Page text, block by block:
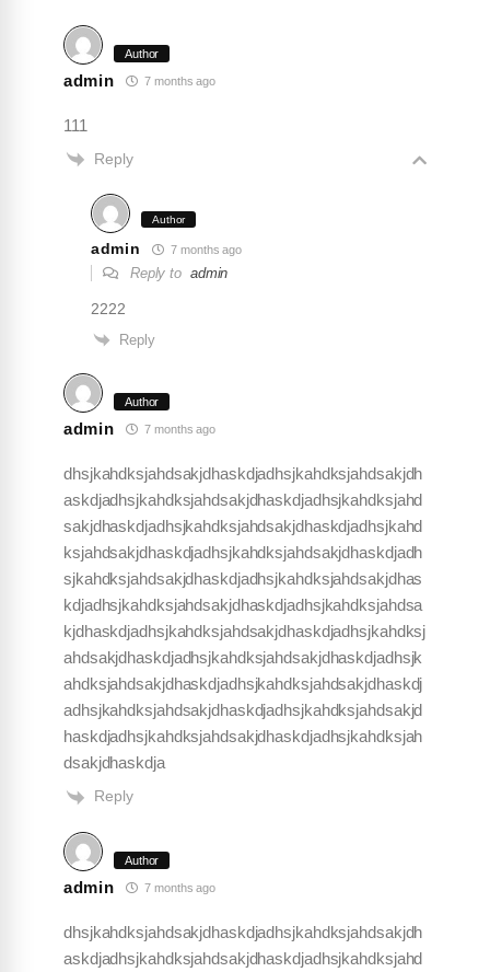
Author
admin 7 months ago
111
Reply
Author
admin 7 months ago
Reply to admin
2222
Reply
Author
admin 7 months ago
dhsjkahdksjahdsakjdhaskdjadhsjkahdksjahdsakjdh
askdjadhsjkahdksjahdsakjdhaskdjadhsjkahdksjahd
sakjdhaskdjadhsjkahdksjahdsakjdhaskdjadhsjkahd
ksjahdsakjdhaskdjadhsjkahdksjahdsakjdhaskdjadh
sjkahdksjahdsakjdhaskdjadhsjkahdksjahdsakjdhas
kdjadhsjkahdksjahdsakjdhaskdjadhsjkahdksjahdsa
kjdhaskdjadhsjkahdksjahdsakjdhaskdjadhsjkahdksj
ahdsakjdhaskdjadhsjkahdksjahdsakjdhaskdjadhsjk
ahdksjahdsakjdhaskdjadhsjkahdksjahdsakjdhaskdj
adhsjkahdksjahdsakjdhaskdjadhsjkahdksjahdsakjd
haskdjadhsjkahdksjahdsakjdhaskdjadhsjkahdksjah
dsakjdhaskdja
Reply
Author
admin 7 months ago
dhsjkahdksjahdsakjdhaskdjadhsjkahdksjahdsakjdh
askdjadhsjkahdksjahdsakjdhaskdjadhsjkahdksjahd